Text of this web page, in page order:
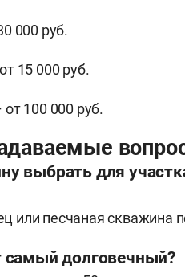
000 руб.
15 000 руб.
100 000 руб.
выбрать для
или песчаная скважина
самый долговечный?